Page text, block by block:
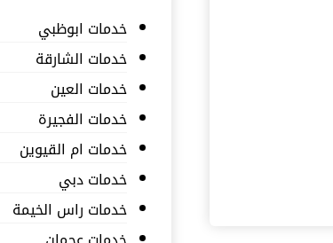
خدمات ابوظبي
خدمات الشارقة
خدمات العين
خدمات الفجيرة
خدمات ام القيوين
خدمات دبي
خدمات راس الخيمة